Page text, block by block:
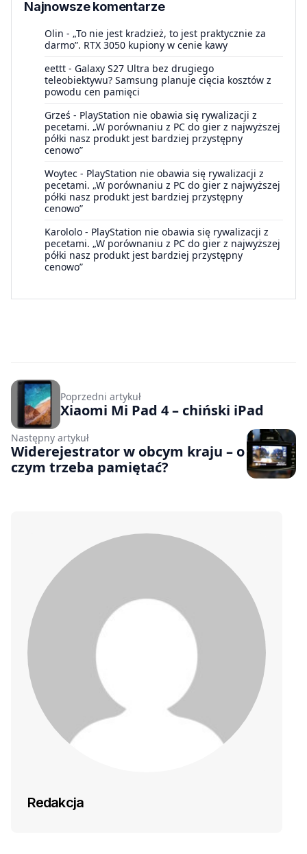
Najnowsze komentarze
Olin - „To nie jest kradzież, to jest praktycznie za
darmo”. RTX 3050 kupiony w cenie kawy
eettt - Galaxy S27 Ultra bez drugiego
teleobiektywu? Samsung planuje cięcia kosztów z
powodu cen pamięci
Grześ - PlayStation nie obawia się rywalizacji z
pecetami. „W porównaniu z PC do gier z najwyższej
półki nasz produkt jest bardziej przystępny
cenowo”
Woytec - PlayStation nie obawia się rywalizacji z
pecetami. „W porównaniu z PC do gier z najwyższej
półki nasz produkt jest bardziej przystępny
cenowo”
Karololo - PlayStation nie obawia się rywalizacji z
pecetami. „W porównaniu z PC do gier z najwyższej
półki nasz produkt jest bardziej przystępny
cenowo”
Poprzedni artykuł
Xiaomi Mi Pad 4 – chiński iPad
Następny artykuł
Widerejestrator w obcym kraju – o
czym trzeba pamiętać?
Redakcja